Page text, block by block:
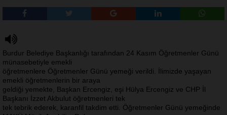
Burdur Belediye Başkanlığı tarafından 24 Kasım Öğretmenler Günü
münasebetiyle emekli
öğretmenlere Öğretmenler Günü yemeği verildi. İlimizde yaşayan
emekli öğretmenlerin bir araya
geldiği yemekte, Başkan Ercengiz, eşi Hülya Ercengiz ve CHP İl
Başkanı İzzet Akbulut öğretmenleri tek
tek tebrik ederek, karanfil takdim etti. Öğretmenler Günü yemeğinde